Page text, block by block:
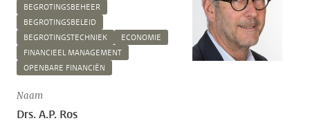
BEGROTINGSBEHEER
BEGROTINGSBELEID
BEGROTINGSTECHNIEK
ECONOMIE
FINANCIEEL MANAGEMENT
​OPENBARE FINANCIËN
Naam
Drs. A.P. Ros